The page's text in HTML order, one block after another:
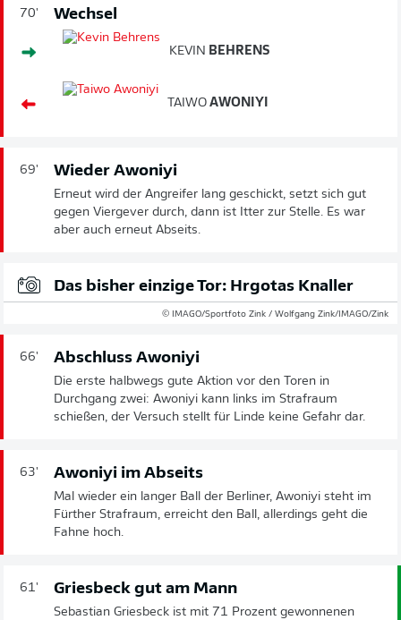
70' Wechsel
KEVIN BEHRENS
TAIWO AWONIYI
69' Wieder Awoniyi
Erneut wird der Angreifer lang geschickt, setzt sich gut
gegen Viergever durch, dann ist Itter zur Stelle. Es war
aber auch erneut Abseits.
Das bisher einzige Tor: Hrgotas Knaller
© IMAGO/Sportfoto Zink / Wolfgang Zink/IMAGO/Zink
66' Abschluss Awoniyi
Die erste halbwegs gute Aktion vor den Toren in
Durchgang zwei: Awoniyi kann links im Strafraum
schießen, der Versuch stellt für Linde keine Gefahr dar.
63' Awoniyi im Abseits
Mal wieder ein langer Ball der Berliner, Awoniyi steht im
Fürther Strafraum, erreicht den Ball, allerdings geht die
Fahne hoch.
61' Griesbeck gut am Mann
Sebastian Griesbeck ist mit 71 Prozent gewonnenen